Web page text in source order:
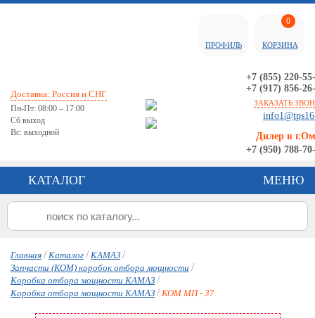
Доставка: Россия и СНГ
Пн-Пт: 08:00 – 17:00
Сб выход
Вс: выходной
+7 (855) 220-
+7 (917) 856-
ЗАКАЗАТЬ
Дилер в
+7 (950) 788-
ПРОФИЛЬ
0
КОРЗИНА
КАТАЛОГ МЕНЮ
Главная / Каталог / КАМАЗ /
Запчасти (КОМ) коробок отбора мощности /
Коробка отбора мощности КАМАЗ /
Коробка отбора мощности КАМАЗ / КОМ МП - 37